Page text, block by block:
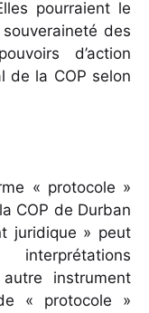
pourraient le
des
d’action
de la COP selon
« protocole »
COP de Durban
juridique » peut
instrument
« protocole »